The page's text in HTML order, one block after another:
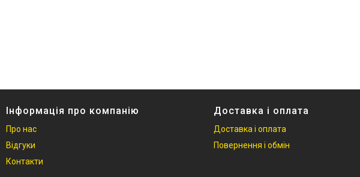
Інформація про компанію
Про нас
Відгуки
Контакти
Доставка і оплата
Доставка і оплата
Повернення і обмін